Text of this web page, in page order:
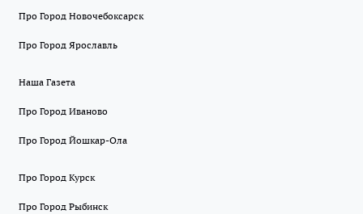
Про Город Новочебоксарск
Про Город Ярославль
Наша Газета
Про Город Иваново
Про Город Йошкар-Ола
Про Город Курск
Про Город Рыбинск